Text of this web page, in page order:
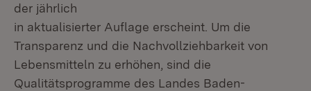
der jährlich
in aktualisierter Auflage erscheint. Um die
Transparenz und die Nachvollziehbarkeit von
Lebensmitteln zu erhöhen, sind die
Qualitätsprogramme des Landes Baden-